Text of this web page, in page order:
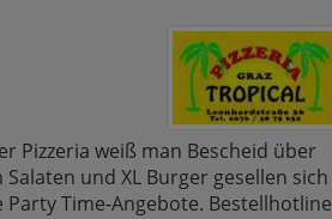
Pizzeria weiß man Bescheid über
und XL Burger gesellen sich
Time-Angebote. Bestellhotline